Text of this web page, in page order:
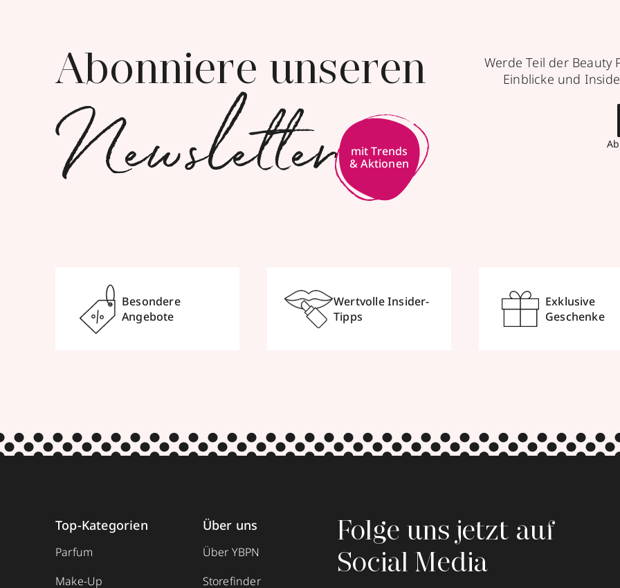
Abonniere unseren
Newsletter
mit Trends
& Aktionen
Werde Teil der Beauty
Einblicke und
Besondere
Angebote
Wertvolle Insider-
Tipps
Exklusive
Geschenke
Top-Kategorien
Parfum
Make-Up
Über uns
Über YBPN
Storefinder
Folge uns jetzt auf
Social Media